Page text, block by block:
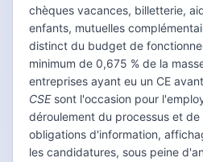
chèques vacances, billetterie,
enfants, mutuelles
distinct du budget de
minimum de 0,675 % de la
entreprises ayant eu un CE
CSEsont l'occasion pour
déroulement du processus et
obligations d'information,
les candidatures, sous peine